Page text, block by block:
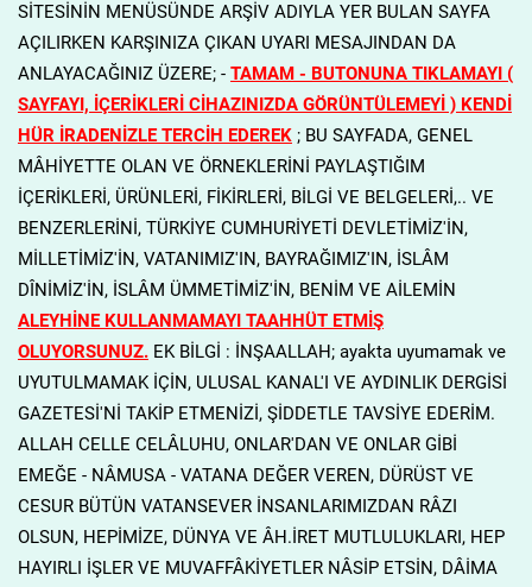
SİTESİNİN MENÜSÜNDE ARŞİV ADIYLA YER BULAN SAYFA
AÇILIRKEN KARŞINIZA ÇIKAN UYARI MESAJINDAN DA
ANLAYACAĞINIZ ÜZERE; - TAMAM - BUTONUNA TIKLAMAYI (
SAYFAYI, İÇERİKLERİ CİHAZINIZDA GÖRÜNTÜLEMEYİ ) KENDİ
HÜR İRADENİZLE TERCİH EDEREK; BU SAYFADA, GENEL
MÂHİYETTE OLAN VE ÖRNEKLERİNİ PAYLAŞTIĞIM
İÇERİKLERİ, ÜRÜNLERİ, FİKİRLERİ, BİLGİ VE BELGELERİ,.. VE
BENZERLERİNİ, TÜRKİYE CUMHURİYETİ DEVLETİMİZ'İN,
MİLLETİMİZ'İN, VATANIMIZ'IN, BAYRAĞIMIZ'IN, İSLÂM
DÎNİMİZ'İN, İSLÂM ÜMMETİMİZ'İN, BENİM VE AİLEMİN
ALEYHİNE KULLANMAMAYI TAAHHÜT ETMİŞ
OLUYORSUNUZ.EK BİLGİ : İNŞAALLAH; ayakta uyumamak ve
UYUTULMAMAK İÇİN, ULUSAL KANAL'I VE AYDINLIK DERGİSİ
GAZETESİ'Nİ TAKİP ETMENİZİ, ŞİDDETLE TAVSİYE EDERİM.
ALLAH CELLE CELÂLUHU, ONLAR'DAN VE ONLAR GİBİ
EMEĞE - NÂMUSA - VATANA DEĞER VEREN, DÜRÜST VE
CESUR BÜTÜN VATANSEVER İNSANLARIMIZDAN RÂZI
OLSUN, HEPİMİZE, DÜNYA VE ÂH.İRET MUTLULUKLARI, HEP
HAYIRLI İŞLER VE MUVAFFÂKİYETLER NÂSİP ETSİN, DÂİMA